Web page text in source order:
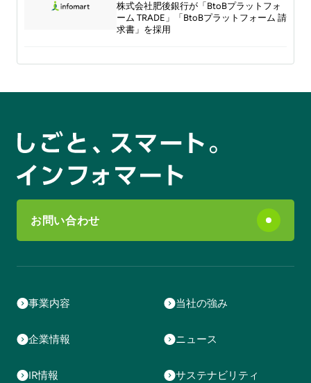
株式会社肥後銀行が「BtoBプラットフォ
ーム TRADE」「BtoBプラットフォーム 請
求書」を採用
お問い合わせ
事業内容 当社の強み
企業情報 ニュース
IR情報 サステナビリティ